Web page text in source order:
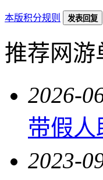
本版积分规则 发表回复
推荐网游
2026-
带假人
2023-